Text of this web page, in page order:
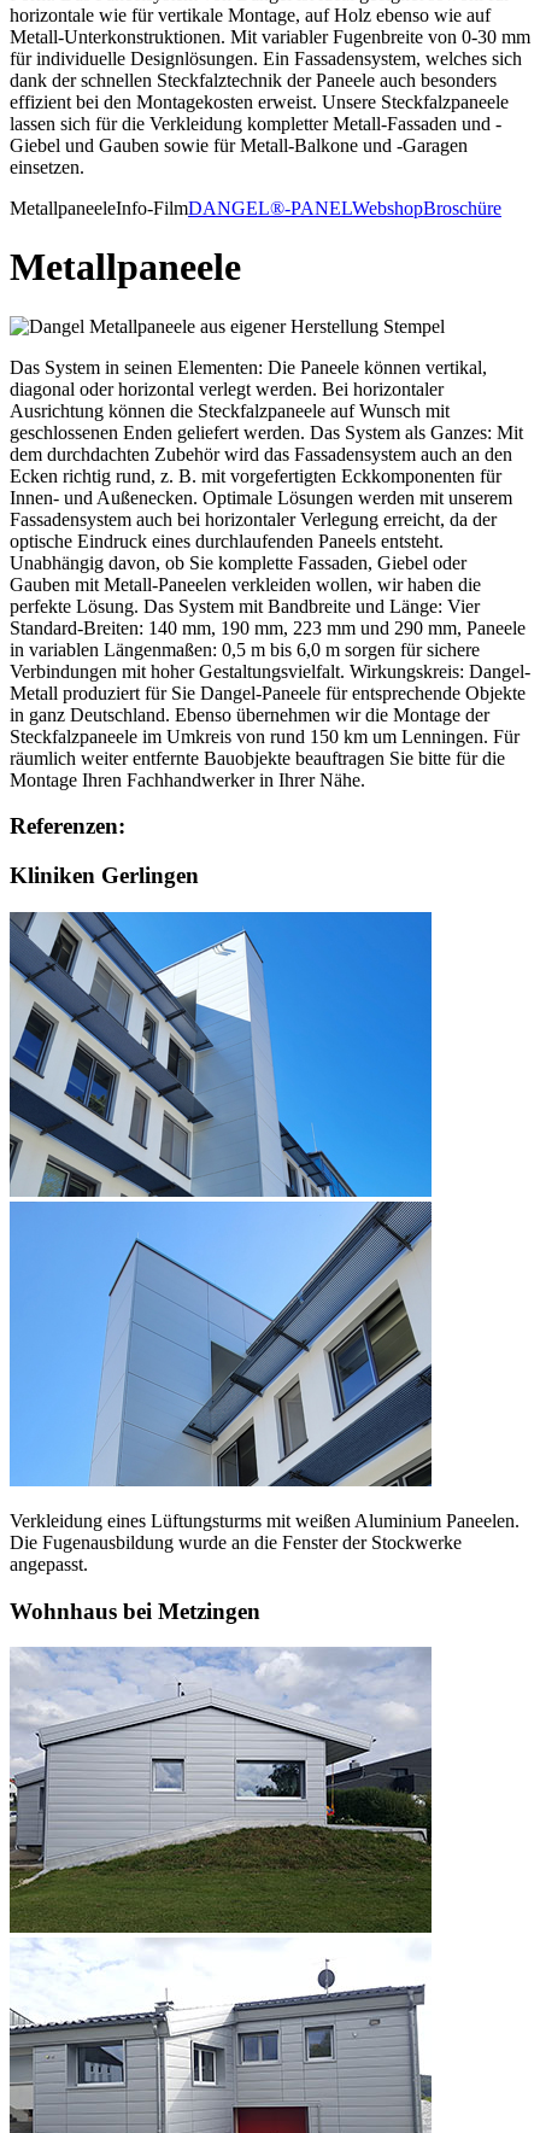
horizontale wie für vertikale Montage, auf Holz ebenso wie auf
Metall-Unterkonstruktionen. Mit variabler Fugenbreite von 0-30 mm
für individuelle Designlösungen. Ein Fassadensystem, welches sich
dank der schnellen Steckfalztechnik der Paneele auch besonders
effizient bei den Montagekosten erweist. Unsere Steckfalzpaneele
lassen sich für die Verkleidung kompletter Metall-Fassaden und -
Giebel und Gauben sowie für Metall-Balkone und -Garagen
einsetzen.
MetallpaneeleInfo-FilmDANGEL®-PANELWebshopBroschüre
Metallpaneele
Das System in seinen Elementen: Die Paneele können vertikal,
diagonal oder horizontal verlegt werden. Bei horizontaler
Ausrichtung können die Steckfalzpaneele auf Wunsch mit
geschlossenen Enden geliefert werden. Das System als Ganzes: Mit
dem durchdachten Zubehör wird das Fassadensystem auch an den
Ecken richtig rund, z. B. mit vorgefertigten Eckkomponenten für
Innen- und Außenecken. Optimale Lösungen werden mit unserem
Fassadensystem auch bei horizontaler Verlegung erreicht, da der
optische Eindruck eines durchlaufenden Paneels entsteht.
Unabhängig davon, ob Sie komplette Fassaden, Giebel oder
Gauben mit Metall-Paneelen verkleiden wollen, wir haben die
perfekte Lösung. Das System mit Bandbreite und Länge: Vier
Standard-Breiten: 140 mm, 190 mm, 223 mm und 290 mm, Paneele
in variablen Längenmaßen: 0,5 m bis 6,0 m sorgen für sichere
Verbindungen mit hoher Gestaltungsvielfalt. Wirkungskreis: Dangel-
Metall produziert für Sie Dangel-Paneele für entsprechende Objekte
in ganz Deutschland. Ebenso übernehmen wir die Montage der
Steckfalzpaneele im Umkreis von rund 150 km um Lenningen. Für
räumlich weiter entfernte Bauobjekte beauftragen Sie bitte für die
Montage Ihren Fachhandwerker in Ihrer Nähe.
Referenzen:
Kliniken Gerlingen
Verkleidung eines Lüftungsturms mit weißen Aluminium Paneelen.
Die Fugenausbildung wurde an die Fenster der Stockwerke
angepasst.
Wohnhaus bei Metzingen